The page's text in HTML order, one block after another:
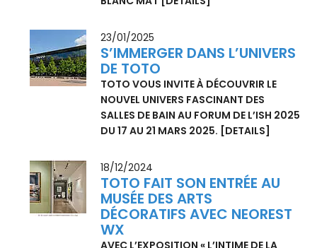
TENDANCES AUDACIEUSES
DANS LA SALLE DE BAIN
AU SALON IHS 2025, TOTO PRÉSENTE
POUR LA PREMIÈRE FOIS LA LIGNE
PREMIUM NEOREST EN NOIR MAT ET
BLANC MAT[DETAILS]
S’IMMERGER DANS L’UNIVERS
DE TOTO
TOTO VOUS INVITE À DÉCOUVRIR LE
NOUVEL UNIVERS FASCINANT DES
SALLES DE BAIN AU FORUM DE L’ISH 2025
DU 17 AU 21 MARS 2025.[DETAILS]